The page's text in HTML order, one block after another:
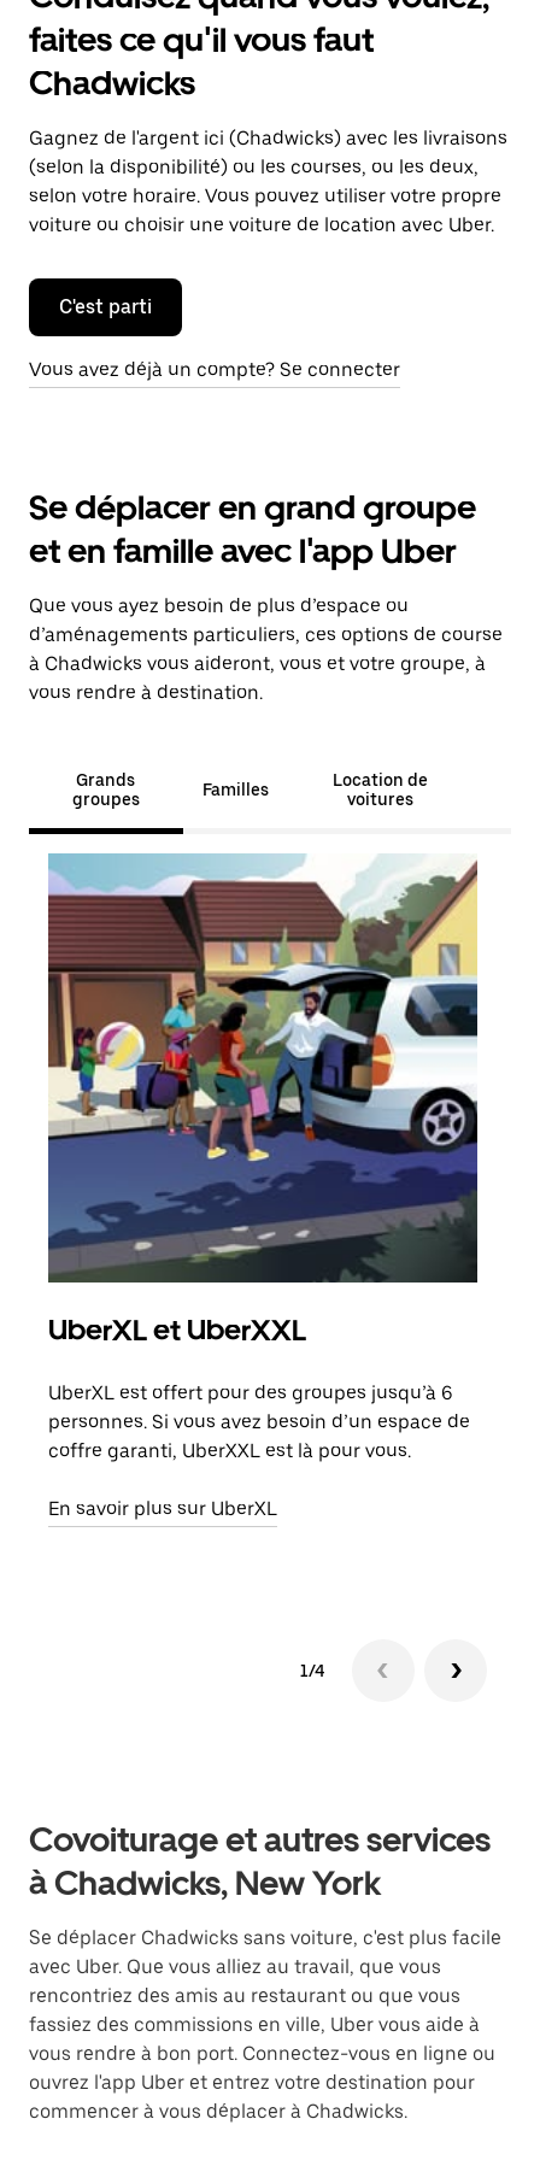
faites ce qu'il vous faut
Chadwicks
Gagnez de l'argent ici (Chadwicks) avec les livraisons
(selon la disponibilité) ou les courses, ou les deux,
selon votre horaire. Vous pouvez utiliser votre propre
voiture ou choisir une voiture de location avec Uber.
C'est parti
Vous avez déjà un compte? Se connecter
Se déplacer en grand groupe
et en famille avec l'app Uber
Que vous ayez besoin de plus d’espace ou
d’aménagements particuliers, ces options de course
à Chadwicks vous aideront, vous et votre groupe, à
vous rendre à destination.
Grands
groupes
Familles
Location de
voitures
UberXL et UberXXL
UberXL est offert pour des groupes jusqu’à 6
personnes. Si vous avez besoin d’un espace de
coffre garanti, UberXXL est là pour vous.
En savoir plus sur UberXL
1/4
Covoiturage et autres services
à Chadwicks, New York
Se déplacer Chadwicks sans voiture, c'est plus facile
avec Uber. Que vous alliez au travail, que vous
rencontriez des amis au restaurant ou que vous
fassiez des commissions en ville, Uber vous aide à
vous rendre à bon port. Connectez-vous en ligne ou
ouvrez l'app Uber et entrez votre destination pour
commencer à vous déplacer à Chadwicks.